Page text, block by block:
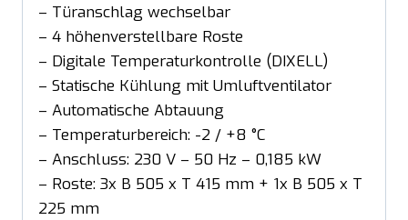
– Türanschlag wechselbar
– 4 höhenverstellbare Roste
– Digitale Temperaturkontrolle (DIXELL)
– Statische Kühlung mit Umluftventilator
– Automatische Abtauung
– Temperaturbereich: -2 / +8 °C
– Anschluss: 230 V – 50 Hz – 0,185 kW
– Roste: 3x B 505 x T 415 mm + 1x B 505 x T
225 mm